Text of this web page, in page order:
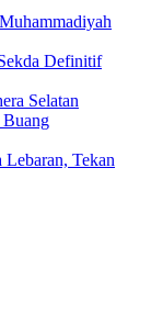
Definitif
Selatan
Lebaran, Tekan